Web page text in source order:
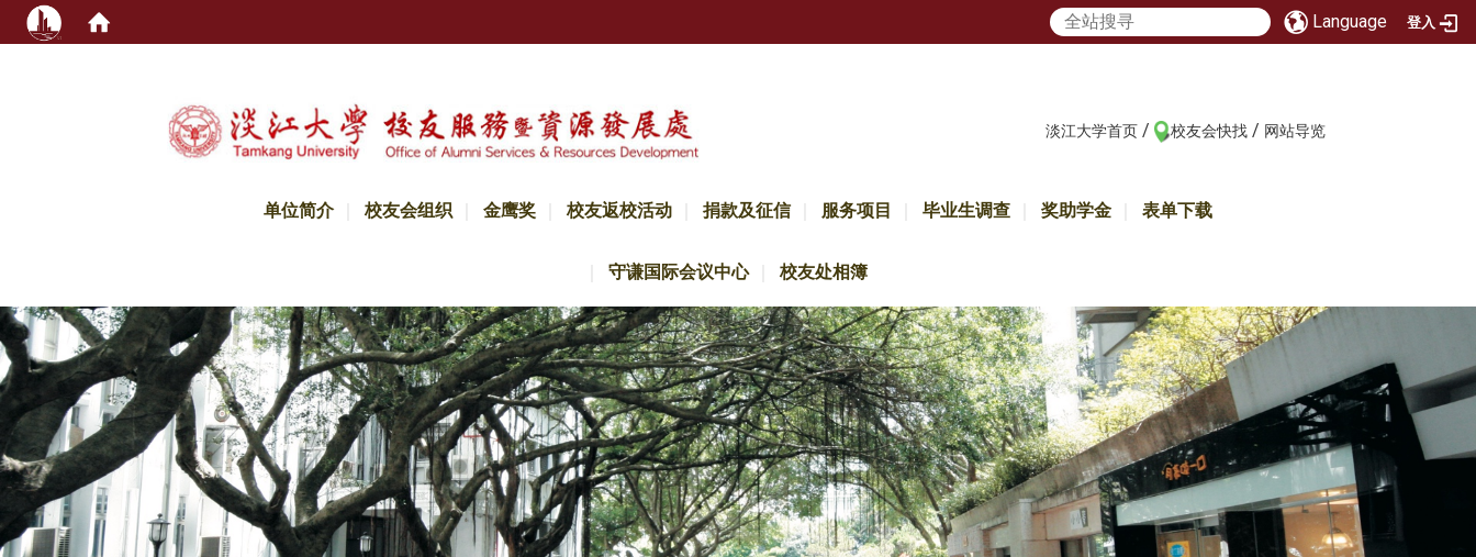
Language 登入
淡江大学首页 / 校友会快找 / 网站导览
单位简介 校友会组织 金鹰奖 校友返校活动 捐款及征信 服务项目 毕业生调查 奖助学金 表单下载
守谦国际会议中心 校友处相簿